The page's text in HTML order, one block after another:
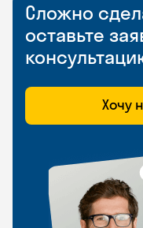
Сложно
оставьте
Хочу